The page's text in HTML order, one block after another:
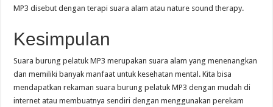
MP3 disebut dengan terapi suara alam atau nature sound therapy.
Kesimpulan
Suara burung pelatuk MP3 merupakan suara alam yang menenangkan
dan memiliki banyak manfaat untuk kesehatan mental. Kita bisa
mendapatkan rekaman suara burung pelatuk MP3 dengan mudah di
internet atau membuatnya sendiri dengan menggunakan perekam